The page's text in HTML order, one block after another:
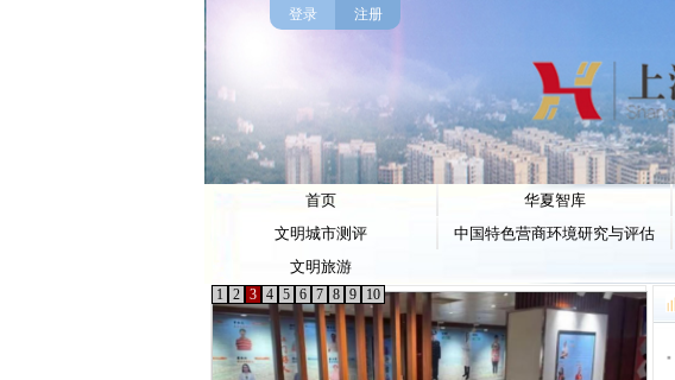
登录 注册
首页 华夏智库
文明城市测评
中国特色营商环境研究与评估
文明旅游
1 2 3 4 5 6 7 8 9 10